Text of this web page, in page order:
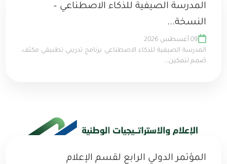
المدرسة الصيفية للذكاء الاصطناعي –
النسخة...
09 أغسطس 2026
المدرسة الصيفية للذكاء الاصطناعي برنامج تدريبي تطبيقي مكثف،
صُمم لتمكين...
المؤتمر الدولي الرابع لقسم الإعلام